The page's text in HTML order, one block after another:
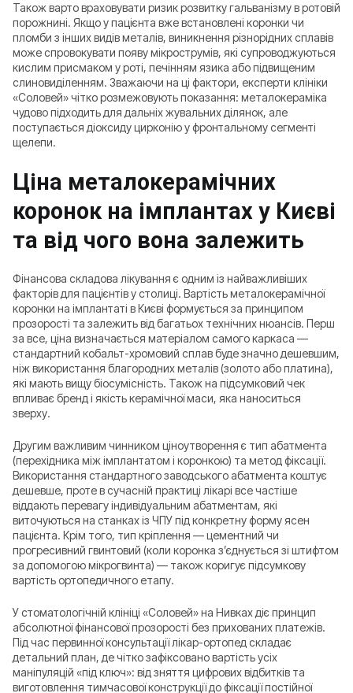
Також варто враховувати ризик розвитку гальванізму в ротовій
порожнині. Якщо у пацієнта вже встановлені коронки чи
пломби з інших видів металів, виникнення різнорідних сплавів
може спровокувати появу мікрострумів, які супроводжуються
кислим присмаком у роті, печінням язика або підвищеним
слиновиділенням. Зважаючи на ці фактори, експерти клініки
«Соловей» чітко розмежовують показання: металокераміка
чудово підходить для дальніх жувальних ділянок, але
поступається діоксиду цирконію у фронтальному сегменті
щелепи.
Ціна металокерамічних
коронок на імплантах у Києві
та від чого вона залежить
Фінансова складова лікування є одним із найважливіших
факторів для пацієнтів у столиці. Вартість металокерамічної
коронки на імплантаті в Києві формується за принципом
прозорості та залежить від багатьох технічних нюансів. Перш
за все, ціна визначається матеріалом самого каркаса —
стандартний кобальт-хромовий сплав буде значно дешевшим,
ніж використання благородних металів (золото або платина),
які мають вищу біосумісність. Також на підсумковий чек
впливає бренд і якість керамічної маси, яка наноситься
зверху.
Другим важливим чинником ціноутворення є тип абатмента
(перехідника між імплантатом і коронкою) та метод фіксації.
Використання стандартного заводського абатмента коштує
дешевше, проте в сучасній практиці лікарі все частіше
віддають перевагу індивідуальним абатментам, які
виточуються на станках із ЧПУ під конкретну форму ясен
пацієнта. Крім того, тип кріплення — цементний чи
прогресивний гвинтовий (коли коронка з’єднується зі штифтом
за допомогою мікрогвинта) — також коригує підсумкову
вартість ортопедичного етапу.
У стоматологічній клініці «Соловей» на Нивках діє принцип
абсолютної фінансової прозорості без прихованих платежів.
Під час первинної консультації лікар-ортопед складає
детальний план, де чітко зафіксовано вартість усіх
маніпуляцій «під ключ»: від зняття цифрових відбитків та
виготовлення тимчасової конструкції до фіксації постійної